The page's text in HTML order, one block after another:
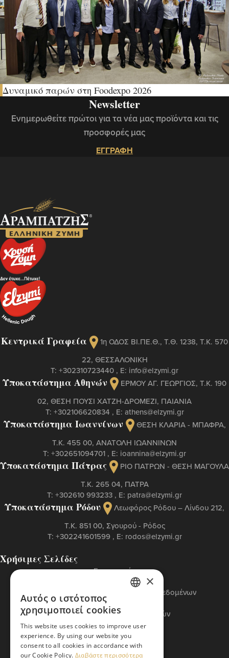
Δυναμικό παρών στη Foodexpo 2026
Newsletter
Ενημερωθείτε πρώτοι για τα νέα μας προϊόντα και τις
προσφορές μας
ΕΓΓΡΑΦΗ
Κεντρικά Γραφεία
1η ΟΔΟΣ ΒΙ.ΠΕ.Θ., Τ.Θ. 1238, Τ.Κ. 570
22, ΘΕΣΣΑΛΟΝΙΚΗ
Τ: +302310723440 , Ε: info@elzymi.gr
Υποκατάστημα Αθηνών
ΕΡΜΟΥ ΑΓ. ΓΕΩΡΓΙΟΣ, T.K. 190
02, ΘΕΣΗ ΠΟΥΣΙ ΧΑΤΖΗ-ΔΡΟΜΕΖΙ, ΠΑΙΑΝΙΑ
Τ: +302106620834 , Ε: athens@elzymi.gr
Υποκατάστημα Ιωαννίνων
ΘΕΣΗ ΚΛΑΡΙΑ - ΜΠΑΦΡΑ,
Τ.Κ. 455 00, ΑΝΑΤΟΛΗ ΙΩΑΝΝΙΝΩΝ
Τ: +302651094701 , Ε: ioannina@elzymi.gr
Υποκατάστημα Πάτρας
ΡΙΟ ΠΑΤΡΩΝ - ΘΕΣΗ ΜΑΓΟΥΛΑ
Τ.Κ. 265 04, ΠΑΤΡΑ
Τ: +302610 993233 , Ε: patra@elzymi.gr
Υποκατάστημα Ρόδου
Λεωφόρος Ρόδου – Λίνδου 212,
T.K. 851 00, Σγουρού - Ρόδος
Τ: +302241601599 , Ε: rodos@elzymi.gr
Χρήσιμες Σελίδες
Επικοινωνία
Πολιτική Cookies
Πολιτική Προστασίας Προσωπικών Δεδομένων
Όροι Χρήσης
Πολιτική Διαχείρισης Αναφορών
Βασικός Κώδικας ETI
×
Αυτός ο ιστότοπος
χρησιμοποιεί cookies
This website uses cookies to improve user
experience. By using our website you
consent to all cookies in accordance with
our Cookie Policy. Διαβάστε περισσότερα